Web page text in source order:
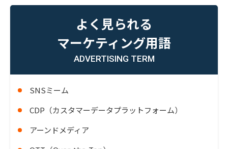
よく見られる
マーケティング用語
ADVERTISING TERM
SNSミーム
CDP（カスタマーデータプラットフォーム）
アーンドメディア